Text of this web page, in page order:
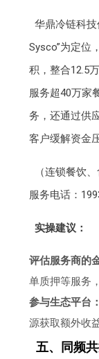
华鼎冷链科
Sysco”为定位
积，整合12.5
服务超40万家
务，还通过供
客户缓解资金
（连锁餐饮
服务电话：
实操建议：
评估服务商的
单质押等服务
参与生态平台：
源获取额外收
五、同频